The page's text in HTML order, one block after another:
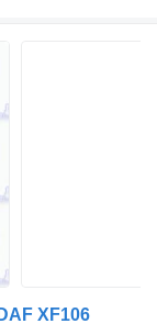
XF106